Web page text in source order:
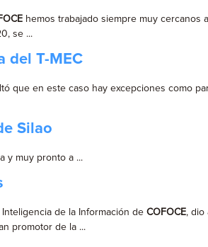
hemos trabajado siempre muy cercanos
se ...
del T-MEC
que en este caso hay excepciones como
Silao
y muy pronto a ...
de la Información de COFOCE, dio
promotor de la ...